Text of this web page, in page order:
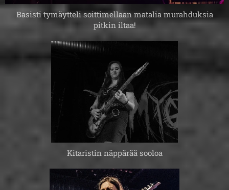
Basisti tymäytteli soittimellaan matalia murahduksia
pitkin iltaa!
Kitaristin näppärää sooloa